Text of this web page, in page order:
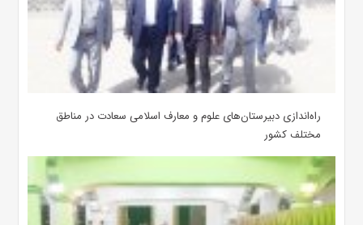
‌راه‌اندازی دبیرستان‌های علوم و معارف اسلامی سعادت در مناطق
مختلف کشور